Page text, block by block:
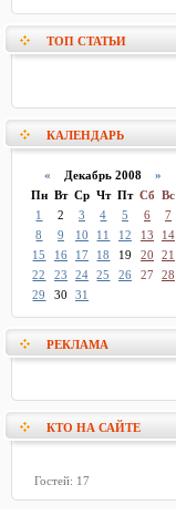
ТОП СТАТЬИ
КАЛЕНДАРЬ
« Декабрь 2008 »
Пн Вт Ср Чт Пт Сб Вс
1
2 3 4 5 6
7
8
9 10 11 12 13
14
15
16 17 18 19 20
21
22
23 24 25 26 27
28
29
30 31
РЕКЛАМА
КТО НА САЙТЕ
Гостей: 17